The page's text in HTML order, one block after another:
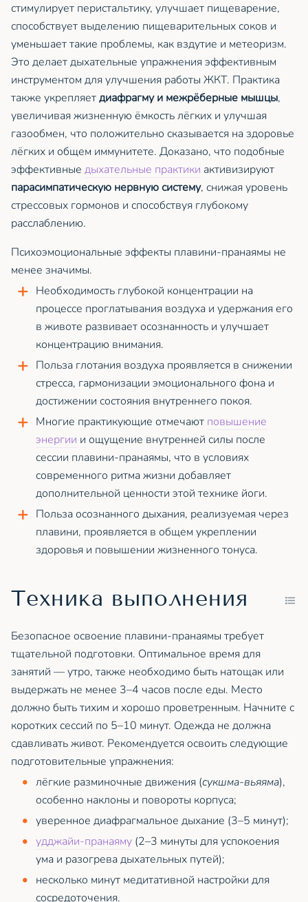
стимулирует перистальтику, улучшает пищеварение,
способствует выделению пищеварительных соков и
уменьшает такие проблемы, как вздутие и метеоризм.
Это делает дыхательные упражнения эффективным
инструментом для улучшения работы ЖКТ. Практика
также укрепляетдиафрагму и межрёберные мышцы,
увеличивая жизненную ёмкость лёгких и улучшая
газообмен, что положительно сказывается на здоровье
лёгких и общем иммунитете. Доказано, что подобные
эффективные дыхательные практики активизируют
парасимпатическую нервную систему, снижая уровень
стрессовых гормонов и способствуя глубокому
расслаблению.
Психоэмоциональные эффекты плавини-пранаямы не
менее значимы.
Необходимость глубокой концентрации на
процессе проглатывания воздуха и удержания его
в животе развивает осознанность и улучшает
концентрацию внимания.
Польза глотания воздуха проявляется в снижении
стресса, гармонизации эмоционального фона и
достижении состояния внутреннего покоя.
Многие практикующие отмечают повышение
энергии и ощущение внутренней силы после
сессии плавини-пранаямы, что в условиях
современного ритма жизни добавляет
дополнительной ценности этой технике йоги.
Польза осознанного дыхания, реализуемая через
плавини, проявляется в общем укреплении
здоровья и повышении жизненного тонуса.
Техника выполнения
Безопасное освоение плавини-пранаямы требует
тщательной подготовки. Оптимальное время для
занятий — утро, также необходимо быть натощак или
выдержать не менее 3–4 часов после еды. Место
должно быть тихим и хорошо проветренным. Начните с
коротких сессий по 5–10 минут. Одежда не должна
сдавливать живот. Рекомендуется освоить следующие
подготовительные упражнения:
лёгкие разминочные движения (сукшма-вьяяма),
особенно наклоны и повороты корпуса;
уверенное диафрагмальное дыхание (3–5 минут);
удджайи-пранаяму (2–3 минуты для успокоения
ума и разогрева дыхательных путей);
несколько минут медитативной настройки для
сосредоточения.